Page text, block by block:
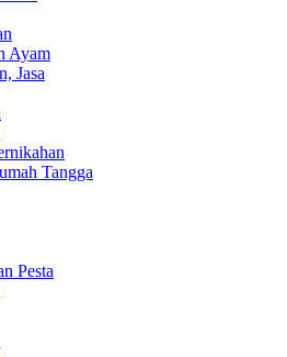
Ayam
Jasa
Tangga
Pesta